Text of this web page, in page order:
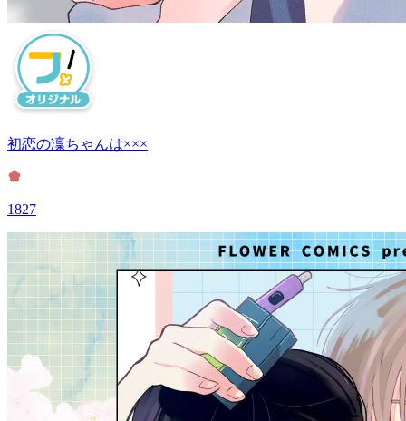
初恋の凜ちゃんは×××
1827